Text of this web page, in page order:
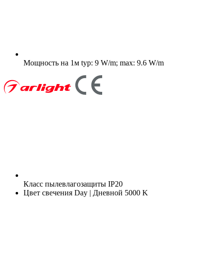
Мощность на 1м typ: 9 W/m; max: 9.6 W/m
Класс пылевлагозащиты IP20
Цвет свечения Day | Дневной 5000 K